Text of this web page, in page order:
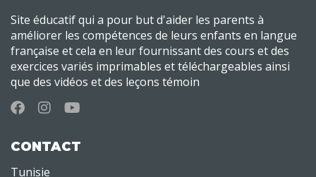
Site éducatif qui a pour but d'aider les parents à
améliorer les compétences de leurs enfants en langue
française et cela en leur fournissant des cours et des
exercices variés imprimables et téléchargeables ainsi
que des vidéos et des leçons témoin
CONTACT
Tunisie